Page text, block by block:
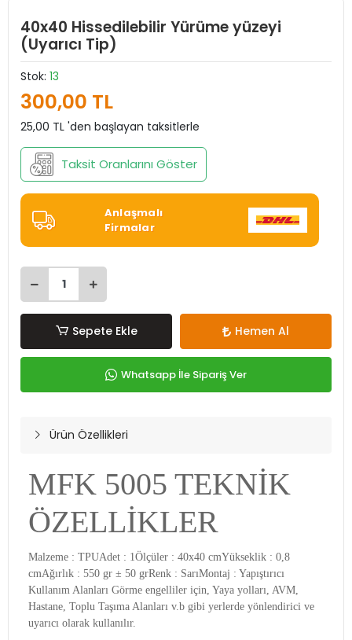
40x40 Hissedilebilir Yürüme yüzeyi
(Uyarıcı Tip)
Stok: 13
300,00 TL
25,00 TL 'den başlayan taksitlerle
Taksit Oranlarını Göster
Anlaşmalı
Firmalar
Sepete Ekle Hemen Al
Whatsapp İle Sipariş Ver
Ürün Özellikleri
MFK 5005 TEKNİK
ÖZELLİKLER
Malzeme : TPUAdet : 1Ölçüler : 40x40 cmYükseklik : 0,8
cmAğırlık : 550 gr ± 50 grRenk : SarıMontaj : Yapıştırıcı
Kullanım Alanları Görme engelliler için, Yaya yolları, AVM,
Hastane, Toplu Taşıma Alanları v.b gibi yerlerde yönlendirici ve
uyarıcı olarak kullanılır.